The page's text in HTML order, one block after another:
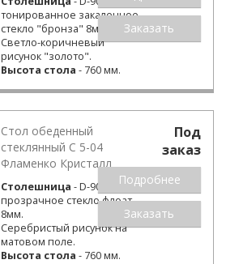
тонированное закаленное
стекло "бронза" 8мм.
Светло-коричневый
рисунок "золото".
Высота стола - 760 мм.
Заказать
Стол обеденный
стеклянный С 5-04
Фламенко Кристалл
Столешница - D-900 мм
прозрачное стекло флоат
8мм.
Серебристый рисунок на
матовом поле.
Высота стола - 760 мм.
Под
заказ
Подробнее
Заказать